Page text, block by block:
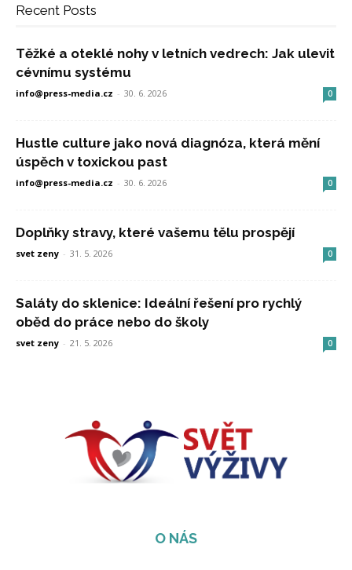
Recent Posts
Těžké a oteklé nohy v letních vedrech: Jak ulevit
cévnímu systému
info@press-media.cz - 30. 6. 2026 0
Hustle culture jako nová diagnóza, která mění
úspěch v toxickou past
info@press-media.cz - 30. 6. 2026 0
Doplňky stravy, které vašemu tělu prospějí
svet zeny - 31. 5. 2026 0
Saláty do sklenice: Ideální řešení pro rychlý
oběd do práce nebo do školy
svet zeny - 21. 5. 2026 0
O NÁS